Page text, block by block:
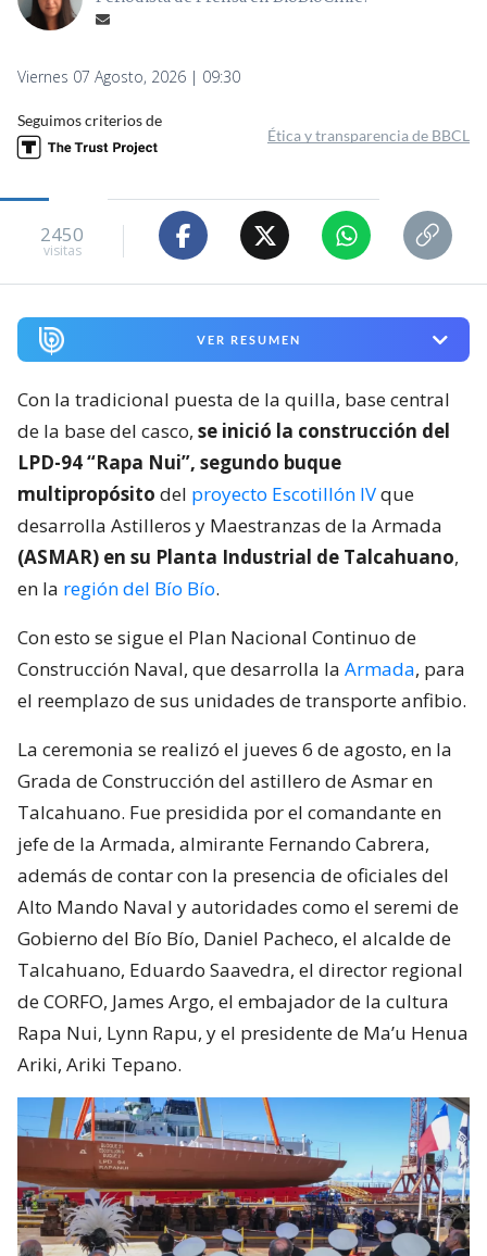
Viernes 07 Agosto, 2026 | 09:30
Seguimos criterios de
Ética y transparencia de BBCL
2450
visitas
VER RESUMEN
Con la tradicional puesta de la quilla, base central
de la base del casco, se inició la construcción del
LPD-94 “Rapa Nui”, segundo buque
multipropósito del proyecto Escotillón IVque
desarrolla Astilleros y Maestranzas de la Armada
(ASMAR) en su Planta Industrial de Talcahuano,
en la región del Bío Bío.
Con esto se sigue el Plan Nacional Continuo de
Construcción Naval, que desarrolla la Armada, para
el reemplazo de sus unidades de transporte anfibio.
La ceremonia se realizó el jueves 6 de agosto, en la
Grada de Construcción del astillero de Asmar en
Talcahuano. Fue presidida por el comandante en
jefe de la Armada, almirante Fernando Cabrera,
además de contar con la presencia de oficiales del
Alto Mando Naval y autoridades como el seremi de
Gobierno del Bío Bío, Daniel Pacheco, el alcalde de
Talcahuano, Eduardo Saavedra, el director regional
de CORFO, James Argo, el embajador de la cultura
Rapa Nui, Lynn Rapu, y el presidente de Ma’u Henua
Ariki, Ariki Tepano.